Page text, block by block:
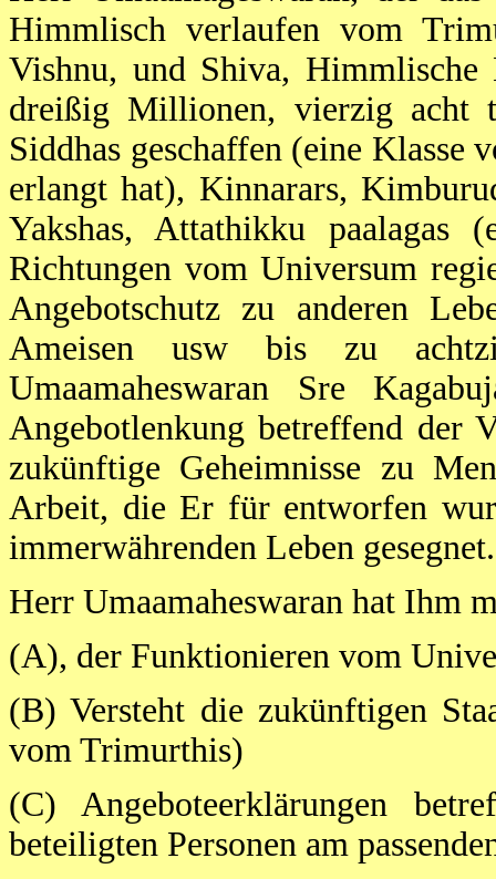
Himmlisch verlaufen vom
Vishnu, und Shiva,
dreißig Millionen, vierzig acht
Siddhas geschaffen (eine
erlangt hat), Kinnarars,
Yakshas, Attathikku
Richtungen vom Universum
Angebotschutz zu anderen
Ameisen usw bis zu
Umaamaheswaran Sre
Angebotlenkung betreffend der
zukünftige Geheimnisse zu
Arbeit, die Er für entworfen
immerwährenden Leben gesegnet.
Herr Umaamaheswaran hat Ihm
(A), der Funktionieren vom
(B) Versteht die zukünftigen
vom Trimurthis)
(C) Angeboteerklärungen
beteiligten Personen am